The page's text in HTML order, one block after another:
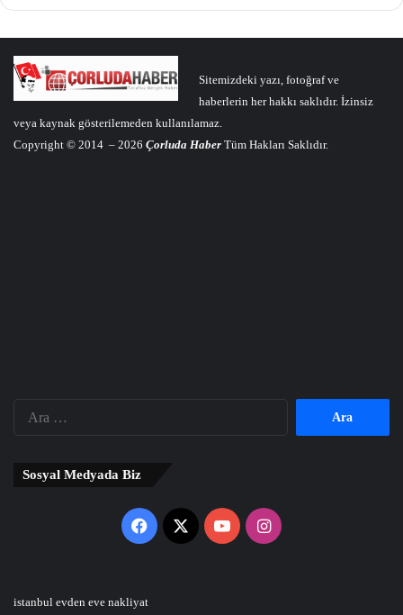
Sitemizdeki yazı, fotoğraf ve
haberlerin her hakkı saklıdır. İzinsiz
veya kaynak gösterilemeden kullanılamaz.
Copyright © 2014 – 2026 Çorluda Haber Tüm Hakları Saklıdır.
Sosyal Medyada Biz
Facebook
X YouTubeInstagram
istanbul evden eve nakliyat